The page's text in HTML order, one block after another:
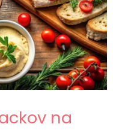
na